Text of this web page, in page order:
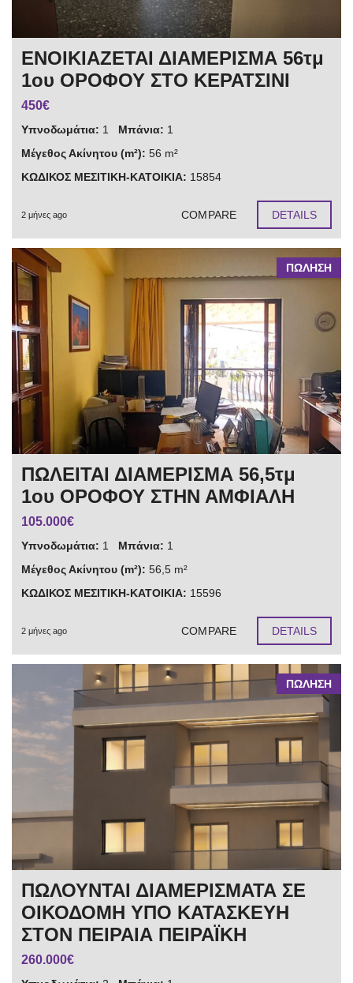
ΕΝΟΙΚΙΑΖΕΤΑΙ ΔΙΑΜΕΡΙΣΜΑ 56τμ
1ου ΟΡΟΦΟΥ ΣΤΟ ΚΕΡΑΤΣΙΝΙ
450€
Υπνοδωμάτια: 1 Μπάνια: 1
Μέγεθος Ακίνητου (m²): 56 m²
ΚΩΔΙΚΟΣ ΜΕΣΙΤΙΚΗ-ΚΑΤΟΙΚΙΑ: 15854
2 μήνες ago COMPARE DETAILS
ΠΩΛΗΣΗ
ΠΩΛΕΙΤΑΙ ΔΙΑΜΕΡΙΣΜΑ 56,5τμ
1ου ΟΡΟΦΟΥ ΣΤΗΝ ΑΜΦΙΑΛΗ
105.000€
Υπνοδωμάτια: 1 Μπάνια: 1
Μέγεθος Ακίνητου (m²): 56,5 m²
ΚΩΔΙΚΟΣ ΜΕΣΙΤΙΚΗ-ΚΑΤΟΙΚΙΑ: 15596
2 μήνες ago COMPARE DETAILS
ΠΩΛΗΣΗ
ΠΩΛΟΥΝΤΑΙ ΔΙΑΜΕΡΙΣΜΑΤΑ ΣΕ
ΟΙΚΟΔΟΜΗ ΥΠΟ ΚΑΤΑΣΚΕΥΗ
ΣΤΟΝ ΠΕΙΡΑΙΑ ΠΕΙΡΑΪΚΗ
260.000€